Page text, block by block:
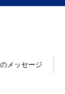
メッセージ